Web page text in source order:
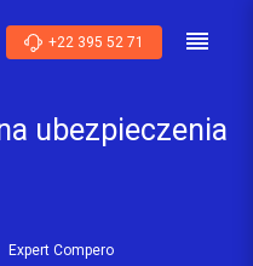
+22 395 52 71
ubezpieczenia
Expert Compero